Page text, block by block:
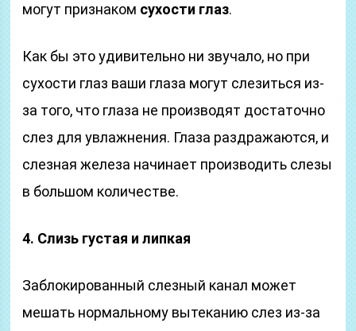
могут признаком сухости глаз.
Как бы это удивительно ни звучало, но при
сухости глаз ваши глаза могут слезиться из-
за того, что глаза не производят достаточно
слез для увлажнения. Глаза раздражаются, и
слезная железа начинает производить слезы
в большом количестве.
4. Слизь густая и липкая
Заблокированный слезный канал может
мешать нормальному вытеканию слез из-за